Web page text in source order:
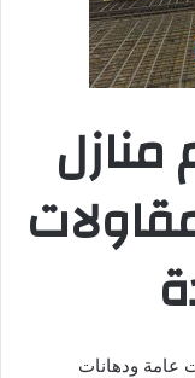
عامة ودهانات